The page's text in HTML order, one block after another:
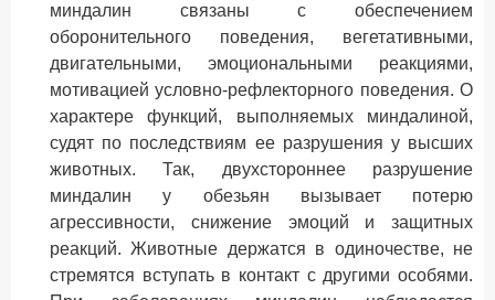
миндалин связаны с обеспечением
оборонительного поведения, вегетативными,
двигательными, эмоциональными реакциями,
мотивацией условно-рефлекторного поведения. О
характере функций, выполняемых миндалиной,
судят по последствиям ее разрушения у высших
животных. Так, двухстороннее разрушение
миндалин у обезьян вызывает потерю
агрессивности, снижение эмоций и защитных
реакций. Животные держатся в одиночестве, не
стремятся вступать в контакт с другими особями.